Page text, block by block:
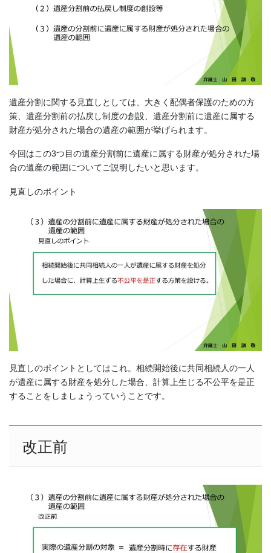
遺産分割に関する見直しとしては、大きく配偶者保護のための方
策、遺産分割前の払戻し制度の創設、遺産分割前に遺産に属する
財産が処分された場合の遺産の範囲が挙げられます。
今回はこの3つ目の遺産分割前に遺産に属する財産が処分された場
合の遺産の範囲についてご説明したいと思います。
見直しのポイント
見直しのポイントとしてはこれ。相続開始後に共同相続人の一人
が遺産に属する財産を処分した場合、計算上生じる不公平を是正
することをしましょうっていうことです。
改正前